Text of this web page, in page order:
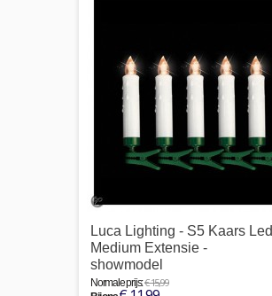
Luca Lighting - S5 Kaars Led
Medium Extensie -
showmodel
Normale prijs:€ 15,99